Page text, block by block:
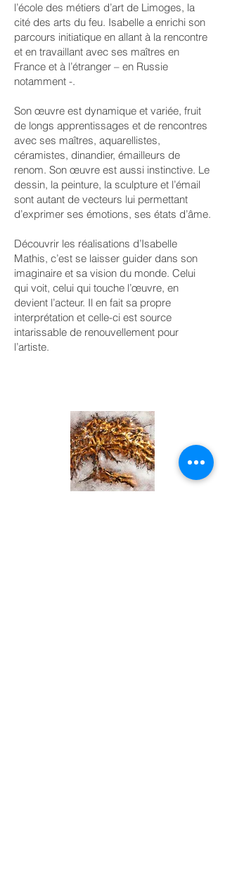
l’école des métiers d’art de Limoges, la
cité des arts du feu. Isabelle a enrichi son
parcours initiatique en allant à la rencontre
et en travaillant avec ses maîtres en
France et à l’étranger – en Russie
notamment -.
Son œuvre est dynamique et variée, fruit
de longs apprentissages et de rencontres
avec ses maîtres, aquarellistes,
céramistes, dinandier, émailleurs de
renom. Son œuvre est aussi instinctive. Le
dessin, la peinture, la sculpture et l’émail
sont autant de vecteurs lui permettant
d’exprimer ses émotions, ses états d’âme.
Découvrir les réalisations d’Isabelle
Mathis, c’est se laisser guider dans son
imaginaire et sa vision du monde. Celui
qui voit, celui qui touche l’œuvre, en
devient l’acteur. Il en fait sa propre
interprétation et celle-ci est source
intarissable de renouvellement pour
l’artiste.